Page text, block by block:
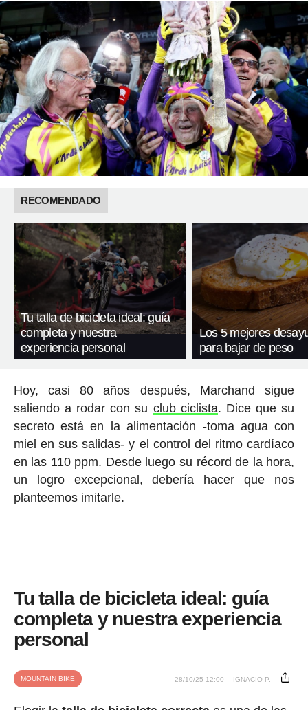
RECOMENDADO
Tu talla de bicicleta ideal: guía
completa y nuestra
experiencia personal
Los 5 mejores
para bajar de peso
Hoy, casi 80 años después, Marchand sigue
saliendo a rodar con su club ciclista. Dice que su
secreto está en la alimentación -toma agua con
miel en sus salidas- y el control del ritmo cardíaco
en las 110 ppm. Desde luego su récord de la hora,
un logro excepcional, debería hacer que nos
planteemos imitarle.
Tu talla de bicicleta ideal: guía
completa y nuestra experiencia
personal
MOUNTAIN BIKE 28/10/25 12:00 IGNACIO P.